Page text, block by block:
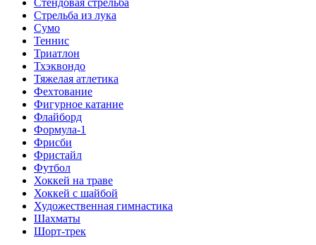
Стрельба из лука
Сумо
Теннис
Триатлон
Тхэквондо
Тяжелая атлетика
Фехтование
Фигурное катание
Флайборд
Формула-1
Фрисби
Фристайл
Футбол
Хоккей на траве
Хоккей с шайбой
Художественная гимнастика
Шахматы
Шорт-трек